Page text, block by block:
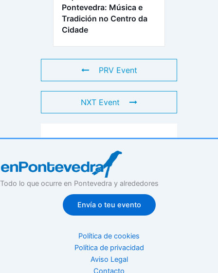
Pontevedra: Música e
Tradición no Centro da
Cidade
PRV Event
NXT Event
Todo lo que ocurre en Pontevedra y alrededores
Envía o teu evento
Política de cookies
Política de privacidad
Aviso Legal
Contacto